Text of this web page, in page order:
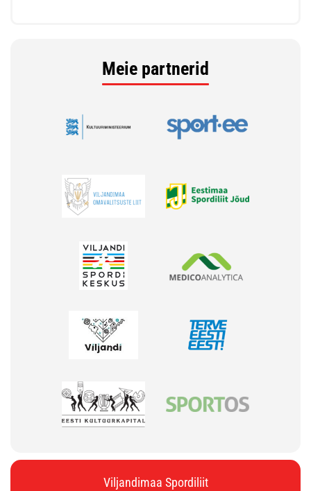
Meie partnerid
Viljandimaa Spordiliit